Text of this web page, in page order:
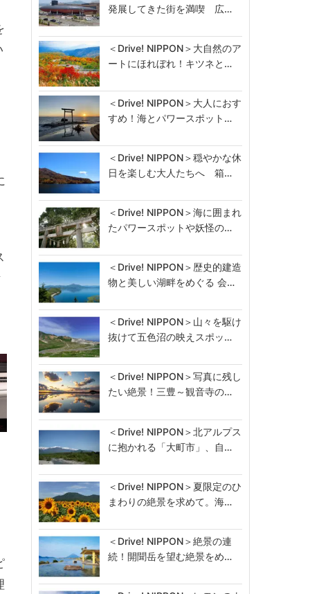
発展してきた街を満喫 広…
＜Drive! NIPPON＞大自然のア
ートにほれぼれ！キツネと…
＜Drive! NIPPON＞大人におす
すめ！海とパワースポット…
＜Drive! NIPPON＞穏やかな休
日を楽しむ大人たちへ 箱…
＜Drive! NIPPON＞海に囲まれ
たパワースポットや妖怪の…
＜Drive! NIPPON＞歴史的建造
物と美しい湖畔をめぐる 会…
＜Drive! NIPPON＞山々を駆け
抜けて五色沼の映えスポッ…
＜Drive! NIPPON＞写真に残し
たい絶景！三豊～観音寺の…
＜Drive! NIPPON＞北アルプス
に抱かれる「大町市」、自…
＜Drive! NIPPON＞夏限定のひ
まわりの絶景を求めて。海…
＜Drive! NIPPON＞絶景の連
続！開聞岳を望む絶景をめ…